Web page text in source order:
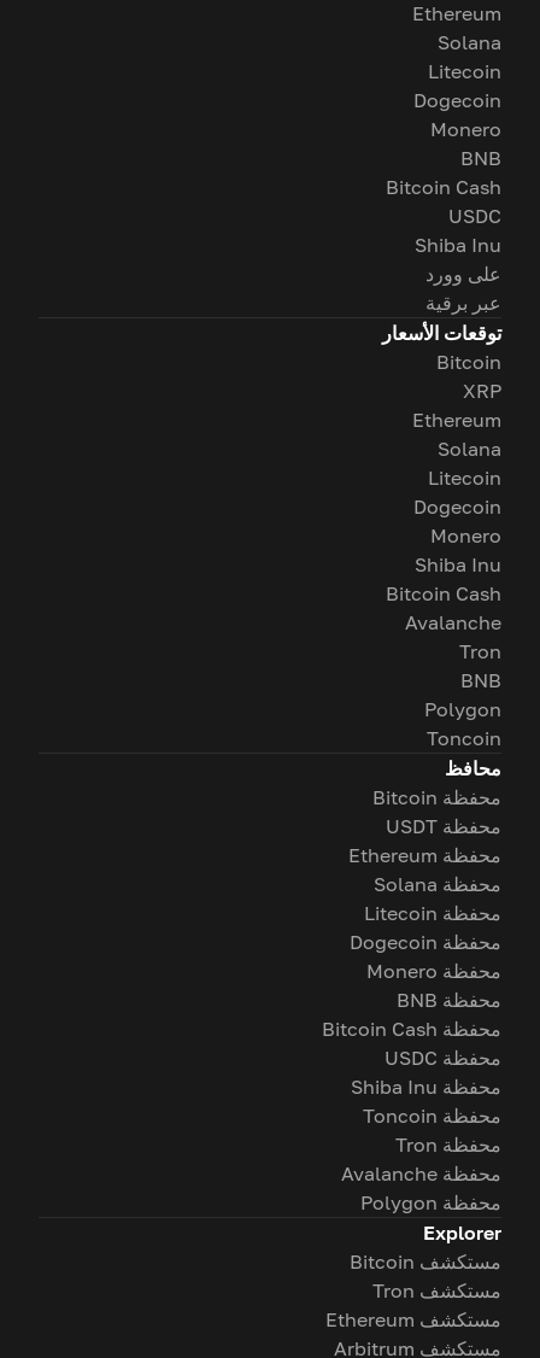
Ethereum
Solana
Litecoin
Dogecoin
Monero
BNB
Bitcoin Cash
USDC
Shiba Inu
على وورد
عبر برقية
توقعات الأسعار
Bitcoin
XRP
Ethereum
Solana
Litecoin
Dogecoin
Monero
Shiba Inu
Bitcoin Cash
Avalanche
Tron
BNB
Polygon
Toncoin
محافظ
محفظة Bitcoin
محفظة USDT
محفظة Ethereum
محفظة Solana
محفظة Litecoin
محفظة Dogecoin
محفظة Monero
محفظة BNB
محفظة Bitcoin Cash
محفظة USDC
محفظة Shiba Inu
محفظة Toncoin
محفظة Tron
محفظة Avalanche
محفظة Polygon
Explorer
مستكشف Bitcoin
مستكشف Tron
مستكشف Ethereum
مستكشف Arbitrum